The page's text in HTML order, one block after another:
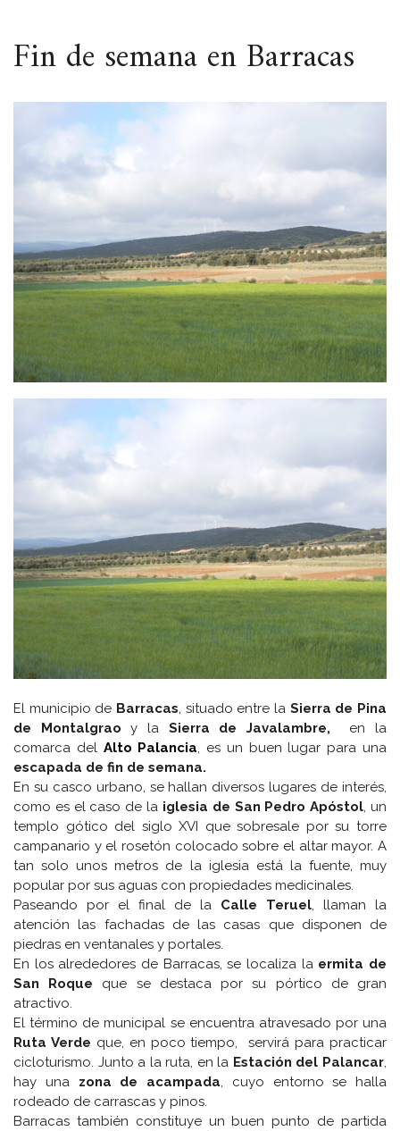
ESPACIO
Fin de semana en Barracas
El municipio de Barracas, situado entre la Sierra de Pina
de Montalgrao y la Sierra de Javalambre, en la
comarca del Alto Palancia, es un buen lugar para una
escapada de fin de semana.
En su casco urbano, se hallan diversos lugares de interés,
como es el caso de la iglesia de San Pedro Apóstol, un
templo gótico del siglo XVI que sobresale por su torre
campanario y el rosetón colocado sobre el altar mayor. A
tan solo unos metros de la iglesia está la fuente, muy
popular por sus aguas con propiedades medicinales.
Paseando por el final de la Calle Teruel, llaman la
atención las fachadas de las casas que disponen de
piedras en ventanales y portales.
En los alrededores de Barracas, se localiza la ermita de
San Roque que se destaca por su pórtico de gran
atractivo.
El término de municipal se encuentra atravesado por una
Ruta Verde que, en poco tiempo, servirá para practicar
cicloturismo. Junto a la ruta, en la Estación del Palancar,
hay una zona de acampada, cuyo entorno se halla
rodeado de carrascas y pinos.
Barracas también constituye un buen punto de partida